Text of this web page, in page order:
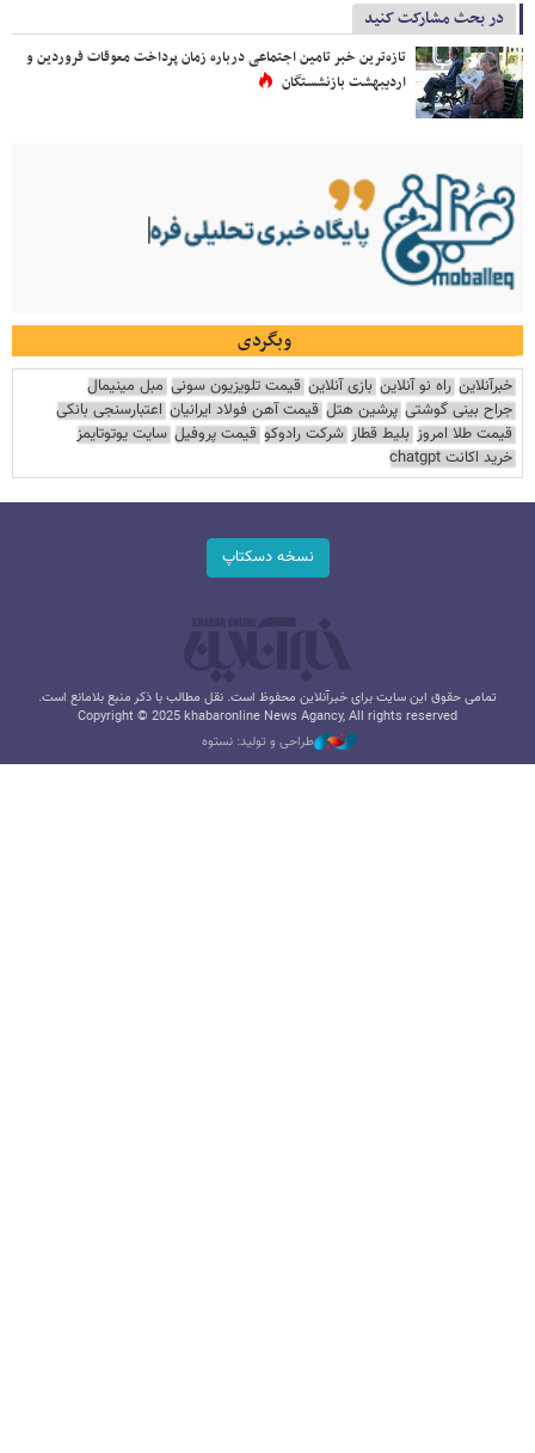
در بحث مشارکت کنید
تازه‌ترین خبر تامین اجتماعی درباره زمان پرداخت معوقات فروردین و
اردیبهشت بازنشستگان
وبگردی
خبرآنلاین راه نو آنلاین بازی آنلاین قیمت تلویزیون سونی مبل مینیمال
جراح بینی گوشتی پرشین هتل قیمت آهن فولاد ایرانیان اعتبارسنجی بانکی
قیمت طلا امروز بلیط قطار شرکت رادوکو قیمت پروفیل سایت یوتوتایمز
خرید اکانت chatgpt
نسخه دسکتاپ
تمامی حقوق این سایت برای خبرآنلاین محفوظ است. نقل مطالب با ذکر منبع بلامانع است.
Copyright © 2025 khabaronline News Agancy, All rights reserved
طراحی و تولید: نستوه